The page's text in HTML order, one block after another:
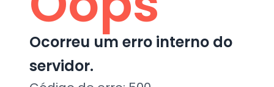
Ocorreu um erro interno do
servidor.